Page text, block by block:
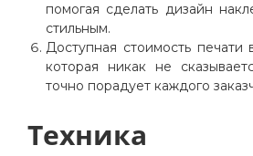
помогая сделать дизайн
стильным.
Доступная стоимость печати
которая никак не
точно порадует каждого